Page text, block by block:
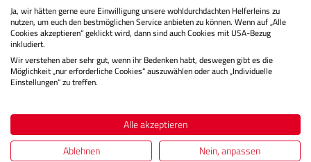
Lagernd
Sie zahlen heute
Regulärer
399,00 €
Ja, wir hätten gerne eure Einwilligung unsere wohldurchdachten Helferleins zu
nutzen, um euch den bestmöglichen Service anbieten zu können. Wenn auf „Alle
Cookies akzeptieren“ geklickt wird, dann sind auch Cookies mit USA-Bezug
inkludiert.
Wir verstehen aber sehr gut, wenn ihr Bedenken habt, deswegen gibt es die
Möglichkeit „nur erforderliche Cookies“ auszuwählen oder auch „Individuelle
Einstellungen“ zu treffen.
Alle akzeptieren
Ablehnen
Nein, anpassen